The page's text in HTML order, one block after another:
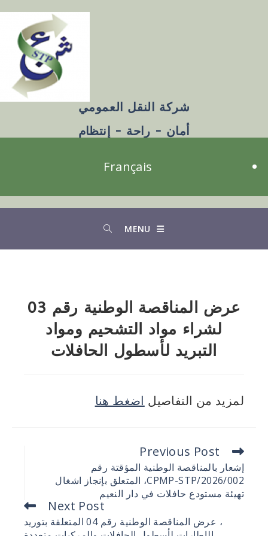
شركة النقل العمومي
أمان - راحة - إنتظام
Français
MENU
عرض المناقصة الوطنية رقم 03
لشراء مواد التشحيم ومواد
التبريد لأسطول الحافلات
لمزيد من التفاصيل اضغط هنا
Previous Post
إشعار بالمناقصة الوطنية المؤقتة رقم
002/CPMP-STP/2026، المتعلق بإنجاز اشغال
تهيئة مستودع حافلات في دار النعيم
Next Post
، عرض المناقصة الوطنية رقم 04 المتعلقة بتوريد